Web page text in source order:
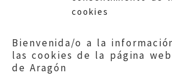
cookies
Bienvenida/o a la
las cookies de la página
de Aragón